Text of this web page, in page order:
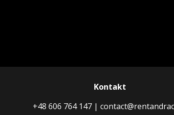
Kontakt
+48 606 764 147|